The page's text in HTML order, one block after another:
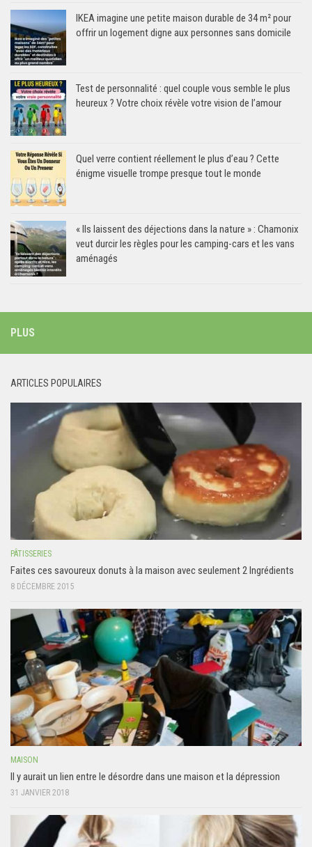
IKEA imagine une petite maison durable de 34 m² pour
offrir un logement digne aux personnes sans domicile
Test de personnalité : quel couple vous semble le plus
heureux ? Votre choix révèle votre vision de l’amour
Quel verre contient réellement le plus d’eau ? Cette
énigme visuelle trompe presque tout le monde
« Ils laissent des déjections dans la nature » : Chamonix
veut durcir les règles pour les camping-cars et les vans
aménagés
PLUS
ARTICLES POPULAIRES
PÂTISSERIES
Faites ces savoureux donuts à la maison avec seulement 2 Ingrédients
8 DÉCEMBRE 2015
MAISON
Il y aurait un lien entre le désordre dans une maison et la dépression
31 JANVIER 2018